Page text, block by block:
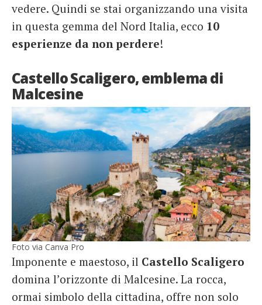
vedere. Quindi se stai organizzando una visita
in questa gemma del Nord Italia, ecco 10
esperienze da non perdere!
Castello Scaligero, emblema di
Malcesine
Foto via Canva Pro
Imponente e maestoso, il Castello Scaligero
domina l’orizzonte di Malcesine. La rocca,
ormai simbolo della cittadina, offre non solo